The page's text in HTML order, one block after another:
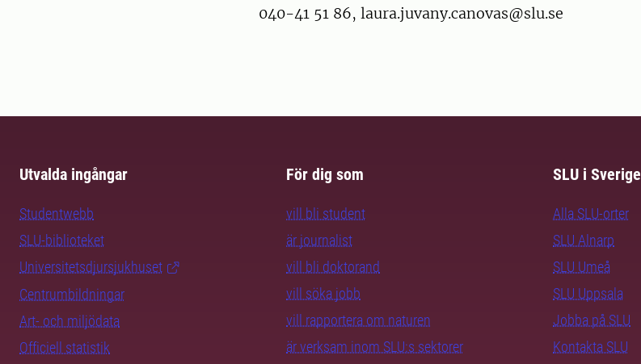
040-41 51 86, laura.juvany.canovas@slu.se
Utvalda ingångar
Studentwebb
SLU-biblioteket
Universitetsdjursjukhuset
Centrumbildningar
Art- och miljödata
Officiell statistik
För dig som
vill bli student
är journalist
vill bli doktorand
vill söka jobb
vill rapportera om naturen
är verksam inom SLU:s sektorer
SLU i Sverige
Alla SLU-orter
SLU Alnarp
SLU Umeå
SLU Uppsala
Jobba på SLU
Kontakta SLU